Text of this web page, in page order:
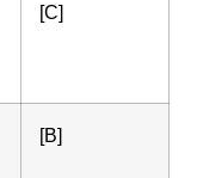
[C]
[B]